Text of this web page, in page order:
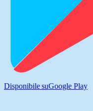
Disponibile suGoogle Play